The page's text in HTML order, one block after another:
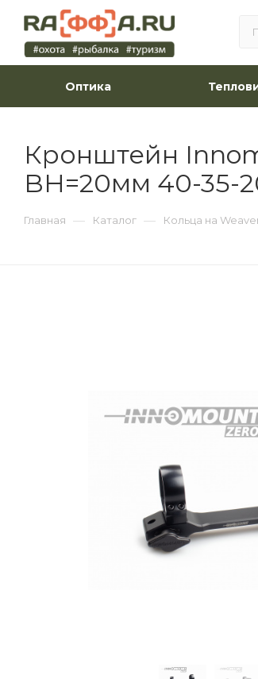
Оптика
Кронштейн
BH=20мм 40-35-
Главная — Каталог — Кольца на